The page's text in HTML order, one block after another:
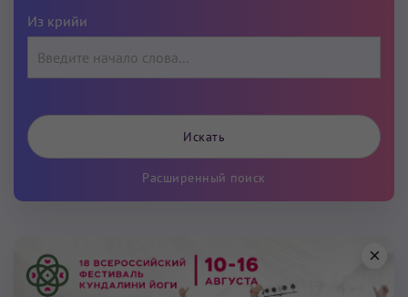
Из крийи
Расширенный поиск
×